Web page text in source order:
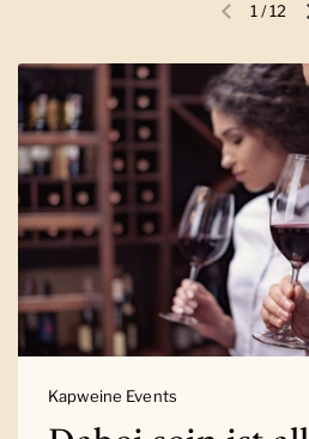
Vorherige
1 /12
Kapweine Events